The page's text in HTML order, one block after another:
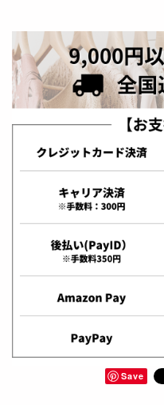
Save